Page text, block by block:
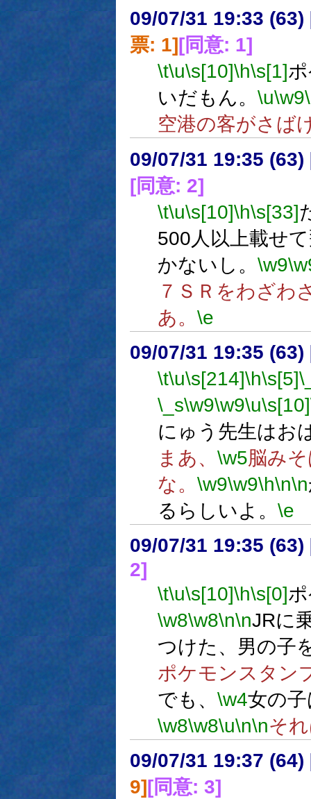
09/07/31 19:33 (63)
票: 1] [同意: 1]
\t\u\s[10]\h\s[1]
いだもん。 \u\w9
空港の客がさば
09/07/31 19:35 (63)
[同意: 2]
\t\u\s[10]\h\s[33]
500人以上載せ
かないし。 \w9
７ＳＲをわざわ
あ。 \e
09/07/31 19:35 (63)
\t\u\s[214]\h\s[5]
\_s\w9\w9\u\s[10]
にゅう先生はお
まあ、 \w5脳み
な。 \w9\w9\h\n\n
るらしいよ。 \e
09/07/31 19:35 (63)
2]
\t\u\s[10]\h\s[0]
\w8\w8\n\nJRに
つけた、男の子
ポケモンスタン
でも、 \w4女の
\w8\w8\u\n\nそ
09/07/31 19:37 (64)
9][同意: 3]